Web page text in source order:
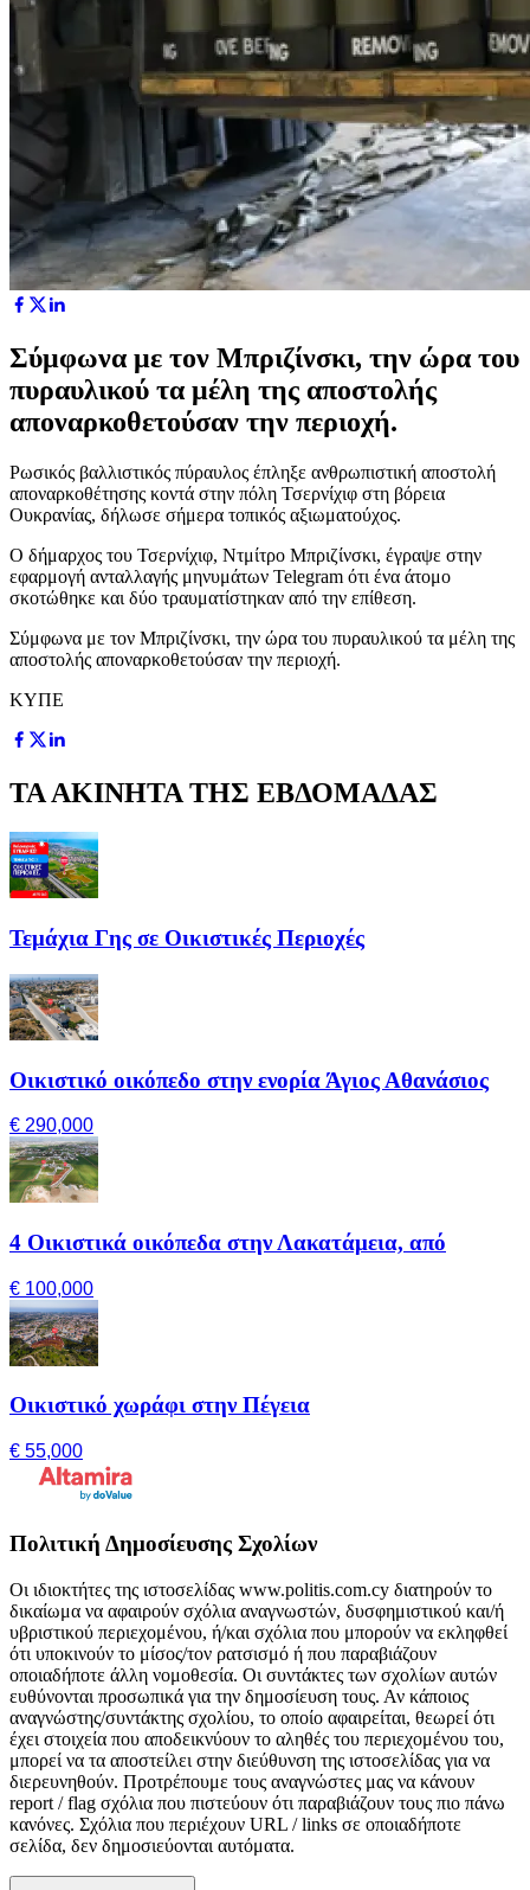
Σύμφωνα με τον Μπριζίνσκι, την ώρα του
πυραυλικού τα μέλη της αποστολής
αποναρκοθετούσαν την περιοχή.
Ρωσικός βαλλιστικός πύραυλος έπληξε ανθρωπιστική αποστολή
αποναρκοθέτησης κοντά στην πόλη Τσερνίχιφ στη βόρεια
Ουκρανίας, δήλωσε σήμερα τοπικός αξιωματούχος.
Ο δήμαρχος του Τσερνίχιφ, Ντμίτρο Μπριζίνσκι, έγραψε στην
εφαρμογή ανταλλαγής μηνυμάτων Telegram ότι ένα άτομο
σκοτώθηκε και δύο τραυματίστηκαν από την επίθεση.
Σύμφωνα με τον Μπριζίνσκι, την ώρα του πυραυλικού τα μέλη της
αποστολής αποναρκοθετούσαν την περιοχή.
ΚΥΠΕ
ΤΑ ΑΚΙΝΗΤΑ ΤΗΣ ΕΒΔΟΜΑΔΑΣ
Τεμάχια Γης σε Οικιστικές Περιοχές
Οικιστικό οικόπεδο στην ενορία Άγιος Αθανάσιος
€ 290,000
4 Οικιστικά οικόπεδα στην Λακατάμεια, από
€ 100,000
Οικιστικό χωράφι στην Πέγεια
€ 55,000
Πολιτική Δημοσίευσης Σχολίων
Οι ιδιοκτήτες της ιστοσελίδας www.politis.com.cy διατηρούν το
δικαίωμα να αφαιρούν σχόλια αναγνωστών, δυσφημιστικού και/ή
υβριστικού περιεχομένου, ή/και σχόλια που μπορούν να εκληφθεί
ότι υποκινούν το μίσος/τον ρατσισμό ή που παραβιάζουν
οποιαδήποτε άλλη νομοθεσία. Οι συντάκτες των σχολίων αυτών
ευθύνονται προσωπικά για την δημοσίευση τους. Αν κάποιος
αναγνώστης/συντάκτης σχολίου, το οποίο αφαιρείται, θεωρεί ότι
έχει στοιχεία που αποδεικνύουν το αληθές του περιεχομένου του,
μπορεί να τα αποστείλει στην διεύθυνση της ιστοσελίδας για να
διερευνηθούν. Προτρέπουμε τους αναγνώστες μας να κάνουν
report / flag σχόλια που πιστεύουν ότι παραβιάζουν τους πιο πάνω
κανόνες. Σχόλια που περιέχουν URL / links σε οποιαδήποτε
σελίδα, δεν δημοσιεύονται αυτόματα.